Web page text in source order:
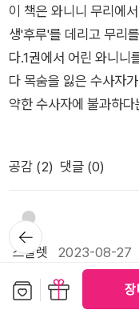
장
명들은 쑥쑥 잘 자라고,
간도 마찬가지다. 글도
고 청소년이 된다. 아산
는 중이지만, 앞으로 부
만나는 세상을 만나게
신에게 늘 지고 매일 도
라 이야기 속 모험이 좀
하고, 때로는 지혜롭고
이해할 수 없는 일을 하
택하고 스스로 움직이며
아저씨의 업적으로 더
서 거짓말쟁이가 된 것
동생 덕분에 다시 용기
줄 알았는데 후루의 한
놀라게 하더라고요.제
던 게 먹이 사냥은 암사
수사자가 사냥을 더 잘
았어요.특히 이번 이야
낳는 것조차 달리면서
요.사자에게 쫓기며 아
자 혼자 네발로 일어나
모습에 놀라움을 금치
이 책은 와니니 무리에
생'후루'를 데리고 무리
다.1권에서 어린 와니니
다 목숨을 잃은 수사자
약한 수사자에 불과하
성장한다.P65배도 고
는 걸 처음 알게 되었다.
하고 있다.엄마로서 배
무엇으로 마음을 꽉 차
해야 하는 일은 강한
큼 나쁜 건 없단다.그건
지(마이샤엄마)순발력
공감 (2) 댓글 (0)
스칼렛 2023-08-27
#도서협찬 [푸른 사자 와니니] 서평6 수사자 아산테이현 장편동
뒤로가
기